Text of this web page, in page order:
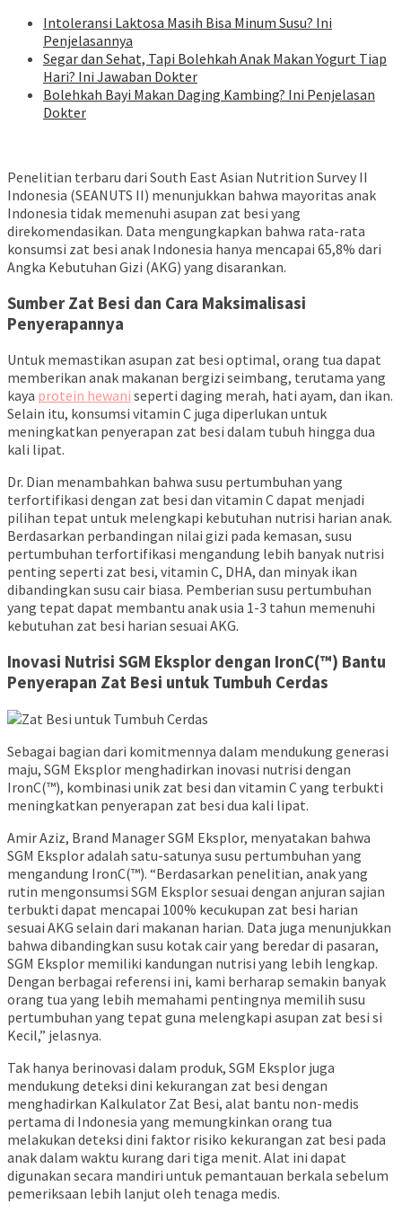
Intoleransi Laktosa Masih Bisa Minum Susu? Ini
Penjelasannya
Segar dan Sehat, Tapi Bolehkah Anak Makan Yogurt Tiap
Hari? Ini Jawaban Dokter
Bolehkah Bayi Makan Daging Kambing? Ini Penjelasan
Dokter
Penelitian terbaru dari South East Asian Nutrition Survey II
Indonesia (SEANUTS II) menunjukkan bahwa mayoritas anak
Indonesia tidak memenuhi asupan zat besi yang
direkomendasikan. Data mengungkapkan bahwa rata-rata
konsumsi zat besi anak Indonesia hanya mencapai 65,8% dari
Angka Kebutuhan Gizi (AKG) yang disarankan.
Sumber Zat Besi dan Cara Maksimalisasi
Penyerapannya
Untuk memastikan asupan zat besi optimal, orang tua dapat
memberikan anak makanan bergizi seimbang, terutama yang
kaya protein hewani seperti daging merah, hati ayam, dan ikan.
Selain itu, konsumsi vitamin C juga diperlukan untuk
meningkatkan penyerapan zat besi dalam tubuh hingga dua
kali lipat.
Dr. Dian menambahkan bahwa susu pertumbuhan yang
terfortifikasi dengan zat besi dan vitamin C dapat menjadi
pilihan tepat untuk melengkapi kebutuhan nutrisi harian anak.
Berdasarkan perbandingan nilai gizi pada kemasan, susu
pertumbuhan terfortifikasi mengandung lebih banyak nutrisi
penting seperti zat besi, vitamin C, DHA, dan minyak ikan
dibandingkan susu cair biasa. Pemberian susu pertumbuhan
yang tepat dapat membantu anak usia 1-3 tahun memenuhi
kebutuhan zat besi harian sesuai AKG.
Inovasi Nutrisi SGM Eksplor dengan IronC(™) Bantu
Penyerapan Zat Besi untuk Tumbuh Cerdas
Sebagai bagian dari komitmennya dalam mendukung generasi
maju, SGM Eksplor menghadirkan inovasi nutrisi dengan
IronC(™), kombinasi unik zat besi dan vitamin C yang terbukti
meningkatkan penyerapan zat besi dua kali lipat.
Amir Aziz, Brand Manager SGM Eksplor, menyatakan bahwa
SGM Eksplor adalah satu-satunya susu pertumbuhan yang
mengandung IronC(™). “Berdasarkan penelitian, anak yang
rutin mengonsumsi SGM Eksplor sesuai dengan anjuran sajian
terbukti dapat mencapai 100% kecukupan zat besi harian
sesuai AKG selain dari makanan harian. Data juga menunjukkan
bahwa dibandingkan susu kotak cair yang beredar di pasaran,
SGM Eksplor memiliki kandungan nutrisi yang lebih lengkap.
Dengan berbagai referensi ini, kami berharap semakin banyak
orang tua yang lebih memahami pentingnya memilih susu
pertumbuhan yang tepat guna melengkapi asupan zat besi si
Kecil,” jelasnya.
Tak hanya berinovasi dalam produk, SGM Eksplor juga
mendukung deteksi dini kekurangan zat besi dengan
menghadirkan Kalkulator Zat Besi, alat bantu non-medis
pertama di Indonesia yang memungkinkan orang tua
melakukan deteksi dini faktor risiko kekurangan zat besi pada
anak dalam waktu kurang dari tiga menit. Alat ini dapat
digunakan secara mandiri untuk pemantauan berkala sebelum
pemeriksaan lebih lanjut oleh tenaga medis.